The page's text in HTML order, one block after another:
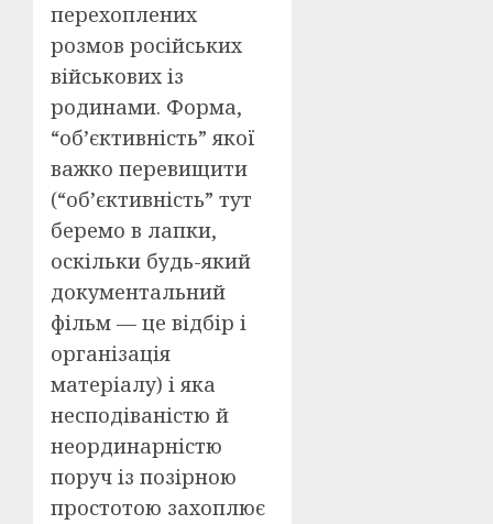
перехоплених
розмов російських
військових із
родинами. Форма,
“об’єктивність” якої
важко перевищити
(“об’єктивність” тут
беремо в лапки,
оскільки будь-який
документальний
фільм — це відбір і
організація
матеріалу) і яка
несподіваністю й
неординарністю
поруч із позірною
простотою захоплює